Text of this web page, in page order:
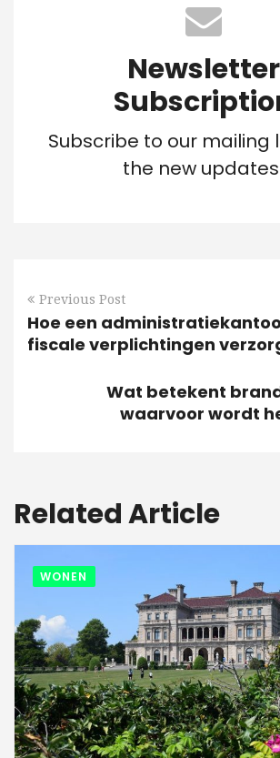
Newsletter
Subscribe to our mailing
the new
Previous Post
Hoe een
fiscale verplichtingen
Wat betekent
waarvoor wordt
Related Article
WONEN